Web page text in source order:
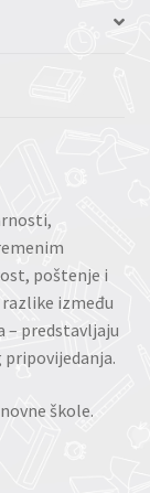
poštenje i
razlike između
– predstavljaju
škole.